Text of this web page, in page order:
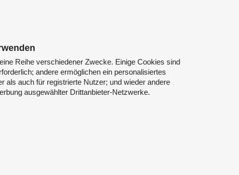
Reihe verschiedener Zwecke. Einige Cookies sind
andere ermöglichen ein personalisiertes
als auch für registrierte Nutzer; und wieder andere
ausgewählter Drittanbieter-Netzwerke.